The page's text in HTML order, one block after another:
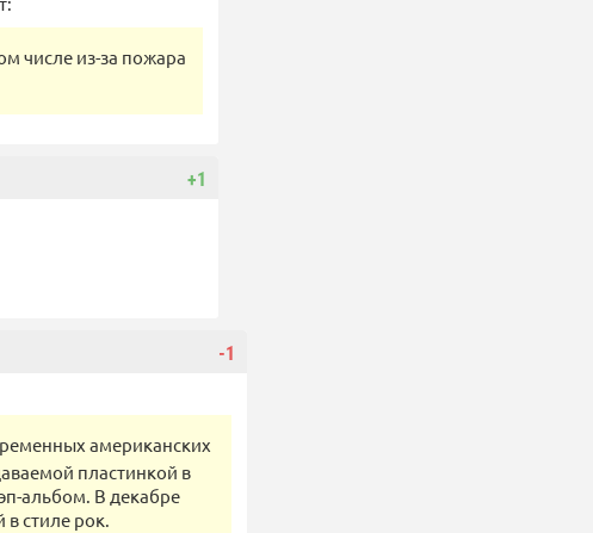
числе из-за пожара
+1
-1
американских
пластинкой в
альбом. В декабре
в стиле рок.